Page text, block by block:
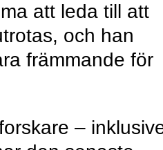
att leda till att
och han
främmande för
–